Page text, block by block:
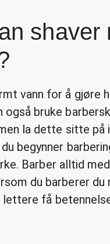
shaver
vann for å gjøre
også bruke
la dette sitte på
begynner
Barber alltid
du barberer du
lettere få